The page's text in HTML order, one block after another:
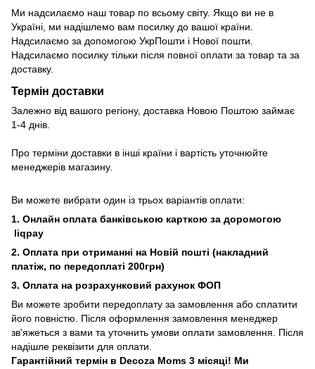
Ми надсилаємо наш товар по всьому світу. Якщо ви не в
Україні, ми надішлемо вам посилку до вашої країни.
Надсилаємо за допомогою УкрПошти і Нової пошти.
Надсилаємо посилку тільки після повної оплати за товар та за
доставку.
Термін доставки
Залежно від вашого регіону, доставка Новою Поштою займає
1-4 днів.
Про терміни доставки в інші країни і вартість уточнюйте
менеджерів магазину.
Ви можете вибрати один із трьох варіантів оплати:
1. Онлайн оплата банківською карткою за доромогою
liqpay
2. Оплата при отриманні на Новій пошті (накладний
платіж, по передоплаті 200грн)
3. Оплата на розрахунковий рахунок ФОП
Ви можете зробити передоплату за замовлення або сплатити
його повністю. Після оформлення замовлення менеджер
зв'яжеться з вами та уточнить умови оплати замовлення. Після
надішле реквізити для оплати.
Гарантійний термін в Decoza Moms 3 місяці! Ми